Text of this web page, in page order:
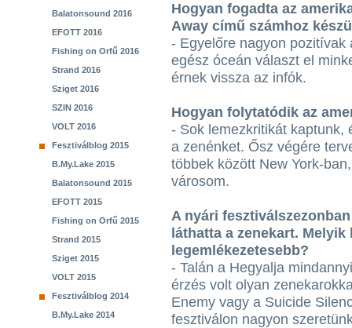
Balatonsound 2016
EFOTT 2016
Fishing on Orfű 2016
Strand 2016
Sziget 2016
SZIN 2016
VOLT 2016
Fesztiválblog 2015
B.My.Lake 2015
Balatonsound 2015
EFOTT 2015
Fishing on Orfű 2015
Strand 2015
Sziget 2015
VOLT 2015
Fesztiválblog 2014
B.My.Lake 2014
Hogyan fogadta az
Away című számhoz
- Egyelőre nagyon
egész óceán választ el
érnek vissza az infók.
Hogyan folytatódik az
- Sok lemezkritikát kaptunk,
a zenénket. Ősz végére
többek között New York-
városom.
A nyári
láthatta a zenekart.
legemlékezetesebb?
- Talán a Hegyalja
érzés volt olyan
Enemy vagy a Suicide
fesztiválon nagyon